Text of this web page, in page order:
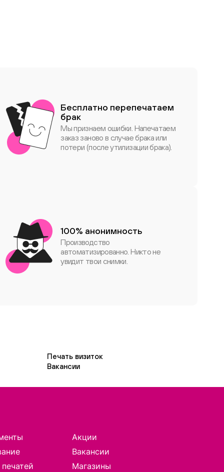
Бесплатно перепечатаем
брак
Мы признаем ошибки. Напечатаем
заказ заново в случае брака или
потери (после утилизации брака).
100% анонимность
Производство
автоматизированно. Никто не
увидит твои снимки.
Печать визиток
Вакансии
Акции
Вакансии
Магазины